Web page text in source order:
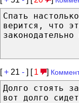
Спать
верится, что
[+ 21 - ] [ 1 ]
Долго стоять
вот долго